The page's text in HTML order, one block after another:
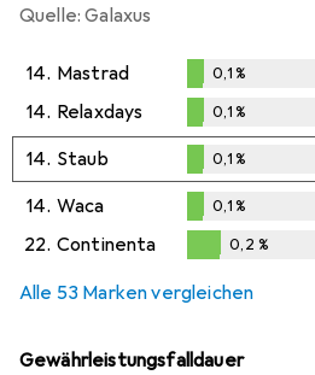
Quelle: Galaxus
14. Mastrad
%
0,1%
14. Relaxdays
0,1%
0,1%
14. Staub
0,1%
0,1%
14. Waca
%
0,1%
22. Continenta 0,2 %
Alle 53 Marken vergleichen
Gewährleistungsfalldauer